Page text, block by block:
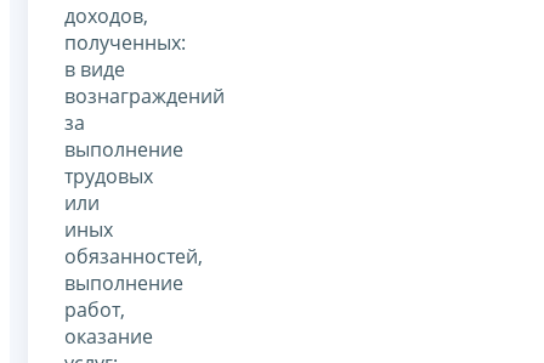
доходов,
полученных:
в виде
вознаграждений
за
выполнение
трудовых
или
иных
обязанностей,
выполнение
работ,
оказание